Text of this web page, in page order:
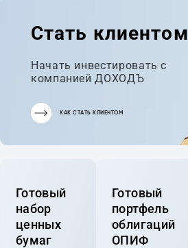
Стать клиентом
Начать инвестировать с
компанией ДОХОДЪ
КАК СТАТЬ КЛИЕНТОМ
Готовый
набор
ценных
бумаг
Готовый
портфель
облигаций
ОПИФ